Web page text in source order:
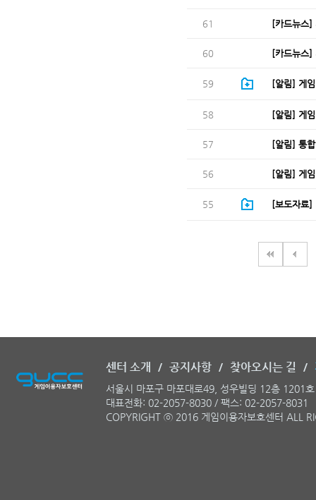
61 [카드뉴스]
60 [카드뉴스]
59 [알림] 게
58 [알림] 게
57 [알림] 통
56 [알림] 게
55 [보도자료]
센터 소개 / 공지사항 / 찾아오시는 길 /
서울시 마포구 마포대로49, 성우빌딩 12층 1201
대표전화: 02-2057-8030 / 팩스: 02-2057-8031
COPYRIGHT ⓒ 2016 게임이용자보호센터 ALL